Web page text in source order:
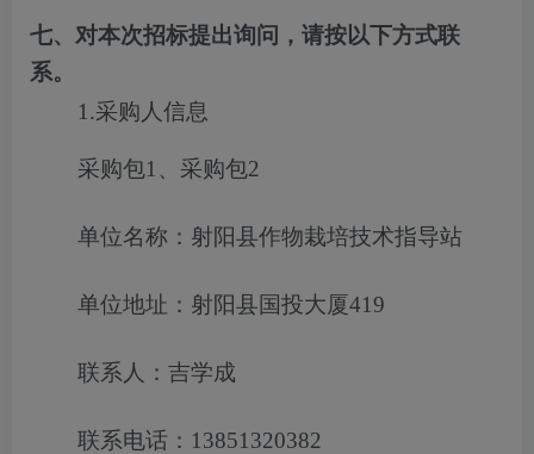
七、对本次招标提出询问，请按以下方式联
系。
1.采购人信息
采购包1、采购包2
单位名称：射阳县作物栽培技术指导站
单位地址：射阳县国投大厦419
联系人：吉学成
联系电话：13851320382